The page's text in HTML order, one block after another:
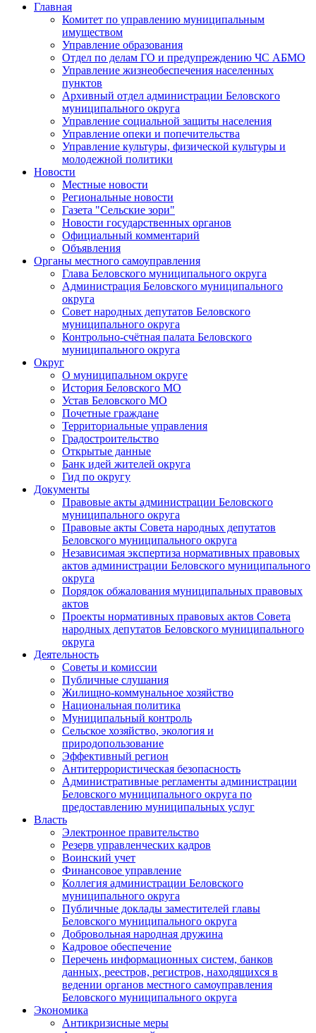
Главная
Комитет по управлению муниципальным
имуществом
Управление образования
Отдел по делам ГО и предупреждению ЧС АБМО
Управление жизнеобеспечения населенных
пунктов
Архивный отдел администрации Беловского
муниципального округа
Управление социальной защиты населения
Управление опеки и попечительства
Управление культуры, физической культуры и
молодежной политики
Новости
Местные новости
Региональные новости
Газета "Сельские зори"
Новости государственных органов
Официальный комментарий
Объявления
Органы местного самоуправления
Глава Беловского муниципального округа
Администрация Беловского муниципального
округа
Совет народных депутатов Беловского
муниципального округа
Контрольно-счётная палата Беловского
муниципального округа
Округ
О муниципальном округе
История Беловского МО
Устав Беловского МО
Почетные граждане
Территориальные управления
Градостроительство
Открытые данные
Банк идей жителей округа
Гид по округу
Документы
Правовые акты администрации Беловского
муниципального округа
Правовые акты Совета народных депутатов
Беловского муниципального округа
Независимая экспертиза нормативных правовых
актов администрации Беловского муниципального
округа
Порядок обжалования муниципальных правовых
актов
Проекты нормативных правовых актов Совета
народных депутатов Беловского муниципального
округа
Деятельность
Советы и комиссии
Публичные слушания
Жилищно-коммунальное хозяйство
Национальная политика
Муниципальный контроль
Сельское хозяйство, экология и
природопользование
Эффективный регион
Антитеррористическая безопасность
Административные регламенты администрации
Беловского муниципального округа по
предоставлению муниципальных услуг
Власть
Электронное правительство
Резерв управленческих кадров
Воинский учет
Финансовое управление
Коллегия администрации Беловского
муниципального округа
Публичные доклады заместителей главы
Беловского муниципального округа
Добровольная народная дружина
Кадровое обеспечение
Перечень информационных систем, банков
данных, реестров, регистров, находящихся в
ведении органов местного самоуправления
Беловского муниципального округа
Экономика
Антикризисные меры